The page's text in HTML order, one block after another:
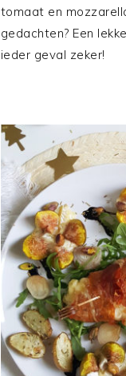
tomaat en
gedachten? Een
ieder geval zeker!